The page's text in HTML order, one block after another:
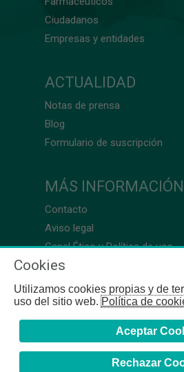
Ciudadanos
Empresas y entidades
ACTUALIDAD
Notas de prensa
Blog
Formulario de suscripción
MÁS INFORMACIÓN
Contacto
Aviso legal
Canal Ético y Política de uso
Cookies
Utilizamos cookies propias y de
uso del sitio web.Política de
Aceptar
Rechazar